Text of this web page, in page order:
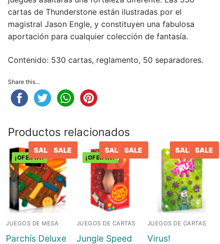
cartas de Thunderstone están ilustradas por el
magistral Jason Engle, y constituyen una fabulosa
aportación para cualquier colección de fantasía.
Contenido: 530 cartas, reglamento, 50 separadores.
Share this...
Productos relacionados
¡OFERTA!
JUEGOS DE MESA
SALE SALE
Parchís Deluxe
¡OFERTA!
JUEGOS DE CARTAS
SALE SALE
Jungle Speed
JUEGOS DE CARTAS
SALE SALE
Virus!